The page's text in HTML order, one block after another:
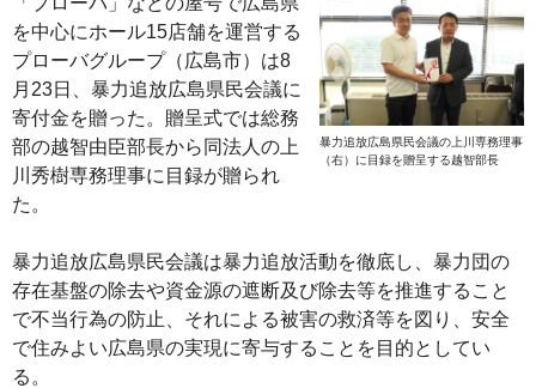
暴力追放広島県民会議の上川専務理事
（右）に目録を贈呈する越智部長
を中心にホール15店舗を運営する
プローバグループ（広島市）は8
月23日、暴力追放広島県民会議に
寄付金を贈った。贈呈式では総務
部の越智由臣部長から同法人の上
川秀樹専務理事に目録が贈られ
た。
暴力追放広島県民会議は暴力追放活動を徹底し、暴力団の
存在基盤の除去や資金源の遮断及び除去等を推進すること
で不当行為の防止、それによる被害の救済等を図り、安全
で住みよい広島県の実現に寄与することを目的としてい
る。